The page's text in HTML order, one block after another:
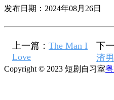
发布日期：2024年08月26日
上一篇： The Man I
Love
下
渣男
Copyright © 2023 短剧自习室